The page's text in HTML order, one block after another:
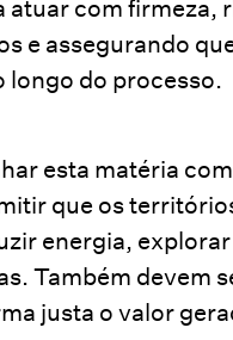
atuar com firmeza,
e assegurando
longo do processo.
esta matéria
que os
energia, explorar
Também devem
justa o valor